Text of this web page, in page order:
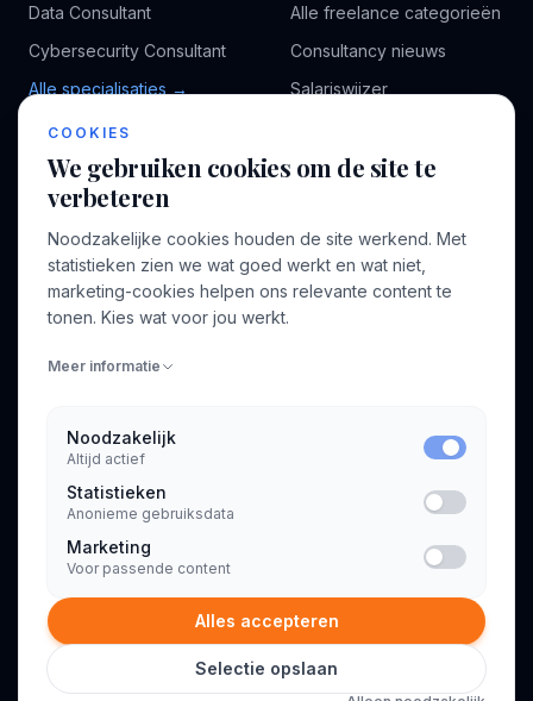
Data Consultant
Cybersecurity Consultant
Alle specialisaties →
Alle freelance categorieën
Consultancy nieuws
Salariswijzer
BEDRIJF
Over ons
Voor opdrachtgevers
Profiel aanmaken
INFORMATIE
Algemene voorwaarden
Privacyverklaring
© 2026 Consultant.nl. Alle rechten voorbehouden.
COOKIES
We gebruiken cookies om de site te
verbeteren
Noodzakelijke cookies houden de site werkend. Met
statistieken zien we wat goed werkt en wat niet,
marketing-cookies helpen ons relevante content te
tonen. Kies wat voor jou werkt.
Meer informatie
Noodzakelijk
Altijd actief
Statistieken
Anonieme gebruiksdata
Marketing
Voor passende content
Alles accepteren
Selectie opslaan